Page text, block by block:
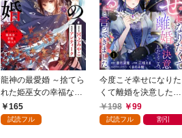
龍神の最愛婚 ～捨てら
れた姫巫女の幸福な嫁
入り～: 1
165
試読フル
今度こそ幸せになりた
くて離婚を決意したと
ころ、無表情な旦那様
が「愛してる」と言っ
198 99
試読フル 割引